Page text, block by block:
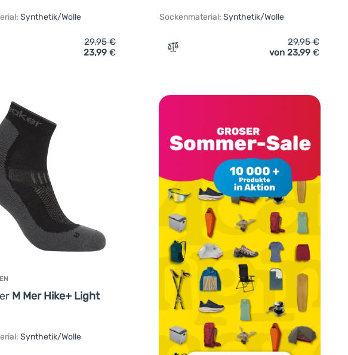
Crew' hinzufügen
Synthetik/Wolle
'Warme Herrensocken Icebreaker Men Merino Hike+ Heavy Crew'
29,95€
23,99€
Sockenmaterial: Synthetik/Wolle
Zum Vergleich 'Warme Damensocken
29,95€
von 23,99 €
M Mer Hike+ Light
Synthetik/Wolle